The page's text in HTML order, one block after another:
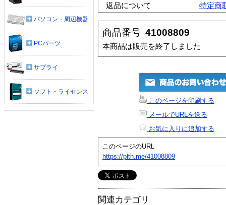
返品について
特定商
商品番号 41008809
本商品は販売を終了しました
このページを印刷する
メールでURLを送る
お気に入りに追加する
このページのURL
https://plth.me/41008809
関連カテゴリ
パソコン・周辺機器
PCパーツ
サプライ
ソフト・ライセンス